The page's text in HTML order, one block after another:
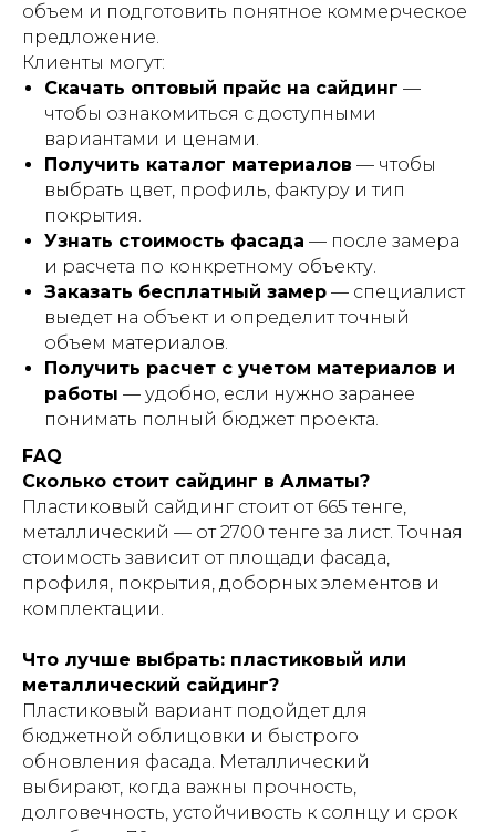
объем и подготовить понятное коммерческое
предложение.
Клиенты могут:
Скачать оптовый прайс на сайдинг —
чтобы ознакомиться с доступными
вариантами и ценами.
Получить каталог материалов — чтобы
выбрать цвет, профиль, фактуру и тип
покрытия.
Узнать стоимость фасада — после замера
и расчета по конкретному объекту.
Заказать бесплатный замер — специалист
выедет на объект и определит точный
объем материалов.
Получить расчет с учетом материалов и
работы — удобно, если нужно заранее
понимать полный бюджет проекта.
FAQ
Сколько стоит сайдинг в Алматы?
Пластиковый сайдинг стоит от 665 тенге,
металлический — от 2700 тенге за лист. Точная
стоимость зависит от площади фасада,
профиля, покрытия, доборных элементов и
комплектации.
Что лучше выбрать: пластиковый или
металлический сайдинг?
Пластиковый вариант подойдет для
бюджетной облицовки и быстрого
обновления фасада. Металлический
выбирают, когда важны прочность,
долговечность, устойчивость к солнцу и срок